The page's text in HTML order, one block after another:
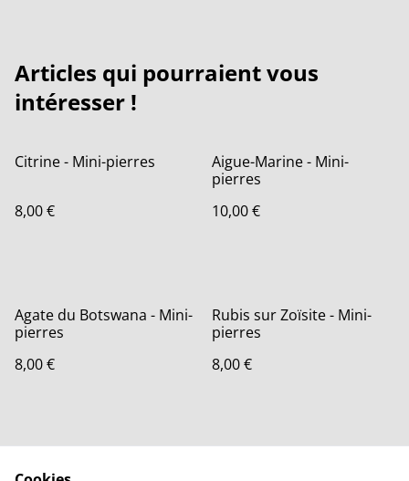
Articles qui pourraient vous
intéresser !
Citrine - Mini-pierres
8,00 €
Aigue-Marine - Mini-
pierres
10,00 €
Agate du Botswana - Mini-
pierres
8,00 €
Rubis sur Zoïsite - Mini-
pierres
8,00 €